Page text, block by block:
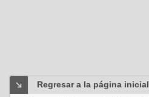
Regresar a la página inicial